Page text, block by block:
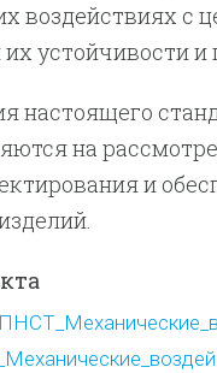
воздействиях с
устойчивости и
настоящего
на
и